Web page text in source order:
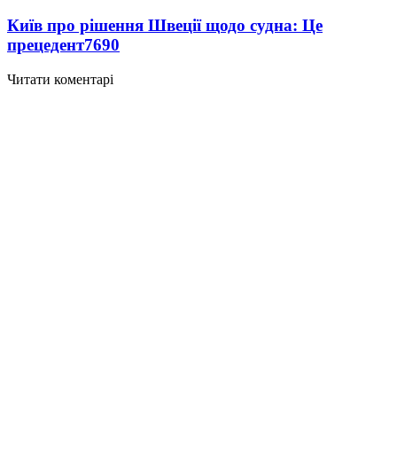
Київ про рішення Швеції щодо судна: Це
прецедент7690
Читати коментарі